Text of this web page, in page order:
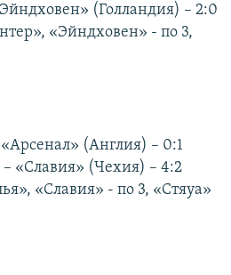
(Голландия) – 2:0
«Эйндховен» - по 3,
(Англия) – 0:1
«Славия» (Чехия) – 4:2
«Славия» - по 3, «Стяуа»